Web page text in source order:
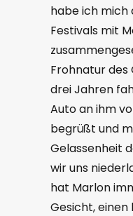
habe ich mich
Festivals mit
Frohnatur des
drei Jahren
Auto an ihm
begrüßt und
Gelassenheit
wir uns
hat Marlon
Gesicht,